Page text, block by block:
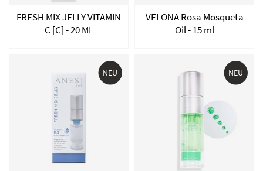
FRESH MIX JELLY VITAMIN
C [C] - 20 ML
VELONA Rosa Mosqueta
Oil - 15 ml
NEU NEU